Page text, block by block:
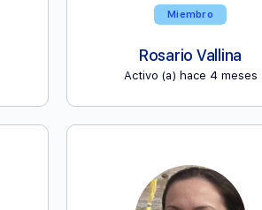
Miembro
Rosario Vallina
Activo (a) hace 4 meses